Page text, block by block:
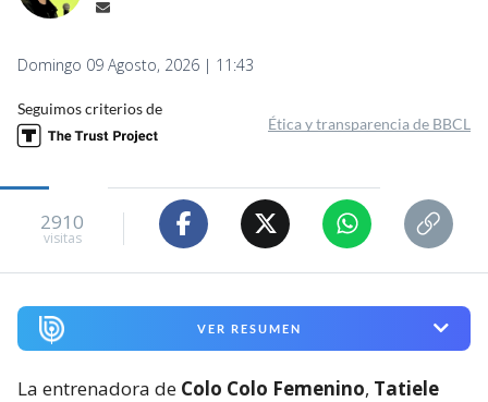
Domingo 09 Agosto, 2026 | 11:43
Seguimos criterios de
Ética y transparencia de BBCL
2910
visitas
VER RESUMEN
La entrenadora de Colo Colo Femenino, Tatiele